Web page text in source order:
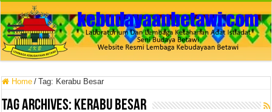
Home / Tag: Kerabu Besar
Tag Archives: Kerabu Besar